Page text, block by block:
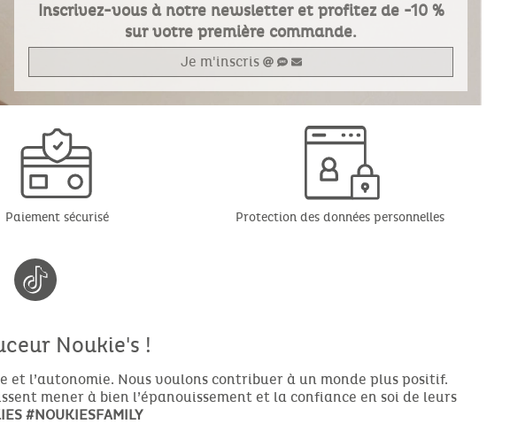
Inscrivez-vous à notre newsletter et profitez de -10 %
sur votre première commande.
Je m'inscris
Paiement sécurisé Protection des données personnelles
Noukie's !
et l’autonomie. Nous voulons contribuer à un monde plus positif.
mener à bien l’épanouissement et la confiance en soi de leurs
#NOUKIESFAMILY